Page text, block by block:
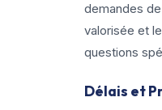
demandes
valorisée et
questions
Délais et